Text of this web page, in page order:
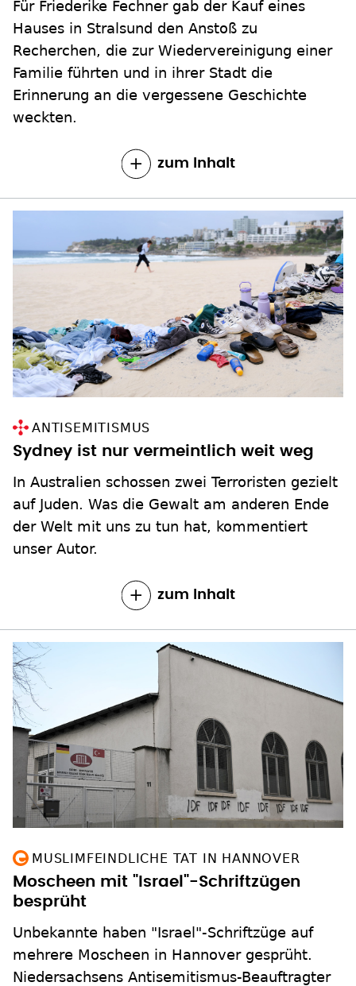
Für Friederike Fechner gab der Kauf eines
Hauses in Stralsund den Anstoß zu
Recherchen, die zur Wiedervereinigung einer
Familie führten und in ihrer Stadt die
Erinnerung an die vergessene Geschichte
weckten.
zum Inhalt
ANTISEMITISMUS
Sydney ist nur vermeintlich weit weg
In Australien schossen zwei Terroristen gezielt
auf Juden. Was die Gewalt am anderen Ende
der Welt mit uns zu tun hat, kommentiert
unser Autor.
zum Inhalt
MUSLIMFEINDLICHE TAT IN HANNOVER
Moscheen mit "Israel"-Schriftzügen
besprüht
Unbekannte haben "Israel"-Schriftzüge auf
mehrere Moscheen in Hannover gesprüht.
Niedersachsens Antisemitismus-Beauftragter